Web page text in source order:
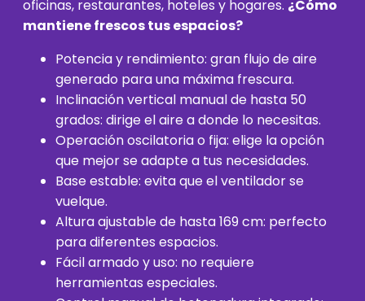
oficinas, restaurantes, hoteles y hogares. ¿Cómo
mantiene frescos tus espacios?
Potencia y rendimiento: gran flujo de aire
generado para una máxima frescura.
Inclinación vertical manual de hasta 50
grados: dirige el aire a donde lo necesitas.
Operación oscilatoria o fija: elige la opción
que mejor se adapte a tus necesidades.
Base estable: evita que el ventilador se
vuelque.
Altura ajustable de hasta 169 cm: perfecto
para diferentes espacios.
Fácil armado y uso: no requiere
herramientas especiales.